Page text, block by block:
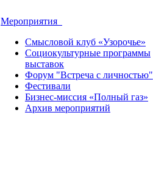
Мероприятия
Смысловой клуб «Узорочье»
Социокультурные программы
выставок
Форум "Встреча с личностью"
Фестивали
Бизнес-миссия «Полный газ»
Архив мероприятий